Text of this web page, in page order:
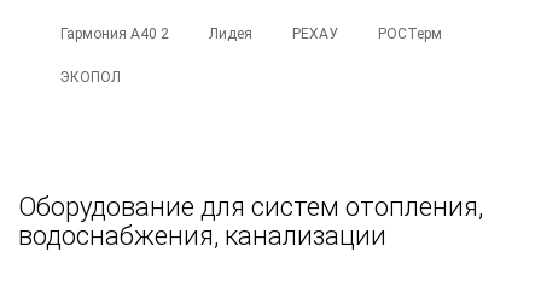
Гармония А40 2 Лидея РЕХАУ РОСТерм
ЭКОПОЛ
Оборудование для систем отопления,
водоснабжения, канализации